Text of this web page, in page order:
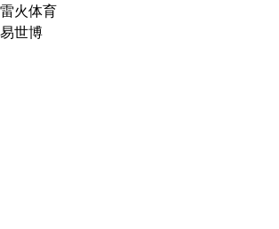
雷火体育
易世博